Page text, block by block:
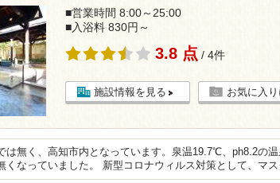
■営業時間 8:00～25:00
■入浴料 830円～
3.8 点 / 4件
施設情報を見る お気に入
は無く、高知市内となっています。泉温19.7℃、ph8.2の
くなっていました。 新型コロナウィルス対策として、マ